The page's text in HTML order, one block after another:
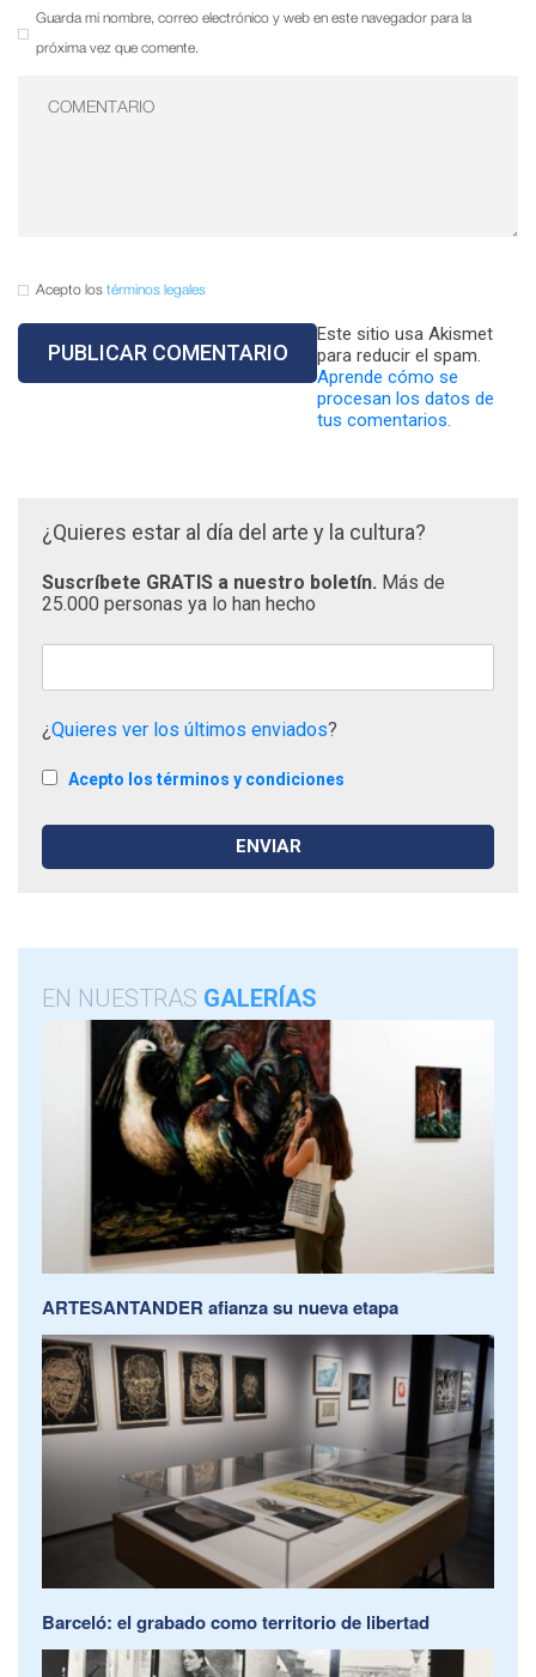
Guarda mi nombre, correo electrónico y web en este navegador para la
próxima vez que comente.
Acepto los términos legales
Este sitio usa Akismet
para reducir el spam.
Aprende cómo se
procesan los datos de
tus comentarios.
¿Quieres estar al día del arte y la cultura?
Suscríbete GRATIS a nuestro boletín. Más de
25.000 personas ya lo han hecho
¿Quieres ver los últimos enviados?
Acepto los términos y condiciones
EN NUESTRAS GALERÍAS
ARTESANTANDER afianza su nueva etapa
Barceló: el grabado como territorio de libertad